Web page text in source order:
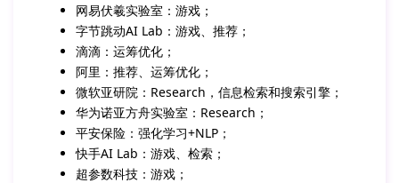
网易伏羲实验室：游戏；
字节跳动AI Lab：游戏、推荐；
滴滴：运筹优化；
阿里：推荐、运筹优化；
微软亚研院：Research，信息检索和搜索引擎；
华为诺亚方舟实验室：Research；
平安保险：强化学习+NLP；
快手AI Lab：游戏、检索；
超参数科技：游戏；